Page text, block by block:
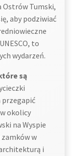
Ostrów Tumski,
aby podziwiać
to
wydarzeń.
są
przegapić
okolicy
na Wyspie
zamków w
i